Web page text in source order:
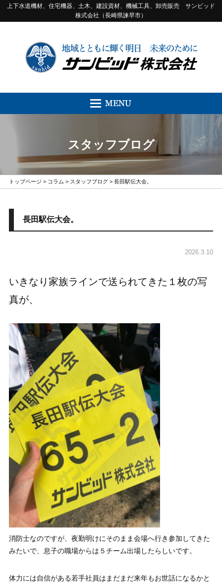
上下水道機材、住宅機器、土木、建設資材、機械工具、卸売販売 サンビッド
株式会社（長崎県諫早市）
スタッフブログ
トップページ > コラム > スタッフブログ> 長田駅伝大会。
長田駅伝大会。
2026.3.10
いきなり家族ラインで送られてきた１枚の写
真が、
消防士なのですが、夜勤明けにそのまま会場へ行き参加してきた
みたいで、息子の職場からは５チーム出場したらしいです。
体力には自信がある若手社員はまだまだ来年もお世話になるかと